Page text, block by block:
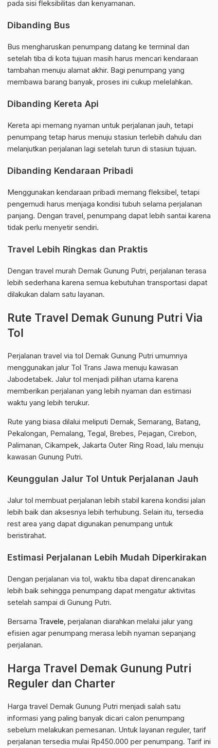
pada sisi fleksibilitas dan kenyamanan.
Dibanding Bus
Bus mengharuskan penumpang datang ke terminal dan
setelah tiba di kota tujuan masih harus mencari kendaraan
tambahan menuju alamat akhir. Bagi penumpang yang
membawa barang banyak, proses ini cukup melelahkan.
Dibanding Kereta Api
Kereta api memang nyaman untuk perjalanan jauh, tetapi
penumpang tetap harus menuju stasiun terlebih dahulu dan
melanjutkan perjalanan lagi setelah turun di stasiun tujuan.
Dibanding Kendaraan Pribadi
Menggunakan kendaraan pribadi memang fleksibel, tetapi
pengemudi harus menjaga kondisi tubuh selama perjalanan
panjang. Dengan travel, penumpang dapat lebih santai karena
tidak perlu menyetir sendiri.
Travel Lebih Ringkas dan Praktis
Dengan travel murah Demak Gunung Putri, perjalanan terasa
lebih sederhana karena semua kebutuhan transportasi dapat
dilakukan dalam satu layanan.
Rute Travel Demak Gunung Putri Via
Tol
Perjalanan travel via tol Demak Gunung Putri umumnya
menggunakan jalur Tol Trans Jawa menuju kawasan
Jabodetabek. Jalur tol menjadi pilihan utama karena
memberikan perjalanan yang lebih nyaman dan estimasi
waktu yang lebih terukur.
Rute yang biasa dilalui meliputi Demak, Semarang, Batang,
Pekalongan, Pemalang, Tegal, Brebes, Pejagan, Cirebon,
Palimanan, Cikampek, Jakarta Outer Ring Road, lalu menuju
kawasan Gunung Putri.
Keunggulan Jalur Tol Untuk Perjalanan Jauh
Jalur tol membuat perjalanan lebih stabil karena kondisi jalan
lebih baik dan aksesnya lebih terhubung. Selain itu, tersedia
rest area yang dapat digunakan penumpang untuk
beristirahat.
Estimasi Perjalanan Lebih Mudah Diperkirakan
Dengan perjalanan via tol, waktu tiba dapat direncanakan
lebih baik sehingga penumpang dapat mengatur aktivitas
setelah sampai di Gunung Putri.
Bersama Travele, perjalanan diarahkan melalui jalur yang
efisien agar penumpang merasa lebih nyaman sepanjang
perjalanan.
Harga Travel Demak Gunung Putri
Reguler dan Charter
Harga travel Demak Gunung Putri menjadi salah satu
informasi yang paling banyak dicari calon penumpang
sebelum melakukan pemesanan. Untuk layanan reguler, tarif
perjalanan tersedia mulai Rp450.000 per penumpang. Tarif ini